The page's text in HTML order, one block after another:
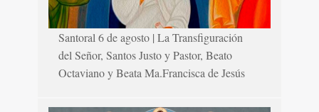
Santoral 6 de agosto | La Transfiguración
del Señor, Santos Justo y Pastor, Beato
Octaviano y Beata Ma.Francisca de Jesús